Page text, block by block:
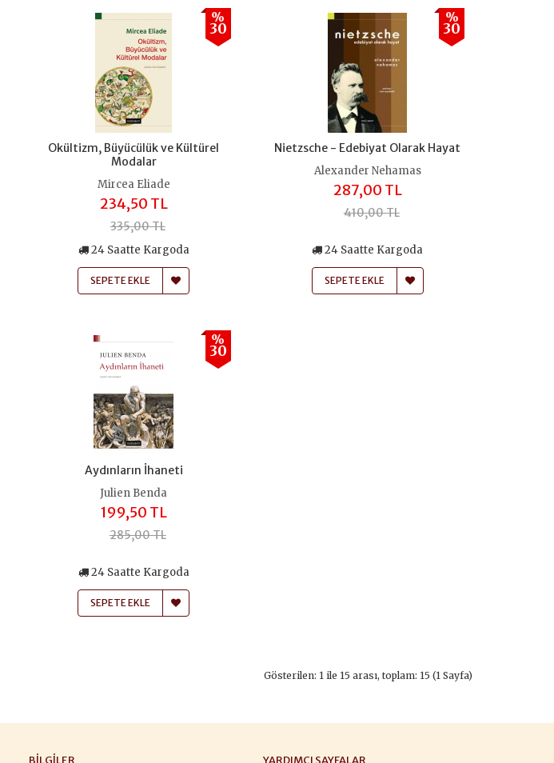
%
30
Okültizm, Büyücülük ve Kültürel
Modalar
Mircea Eliade
234,50 TL
335,00 TL
24 Saatte Kargoda
SEPETE EKLE
%
30
Nietzsche - Edebiyat Olarak Hayat
Alexander Nehamas
287,00 TL
410,00 TL
24 Saatte Kargoda
SEPETE EKLE
%
30
Aydınların İhaneti
Julien Benda
199,50 TL
285,00 TL
24 Saatte Kargoda
SEPETE EKLE
Gösterilen: 1 ile 15 arası, toplam: 15 (1 Sayfa)
BILGILER YARDIMCI SAYFALAR